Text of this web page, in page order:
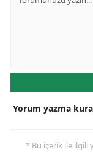
Yorum yazma
* Bu içerik ile ilgili